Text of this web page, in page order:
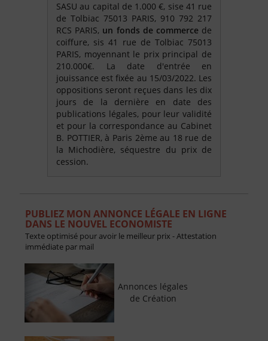
SASU au capital de 1.000 €, sise 41 rue
de Tolbiac 75013 PARIS, 910 792 217
RCS PARIS, un fonds de commerce de
coiffure, sis 41 rue de Tolbiac 75013
PARIS, moyennant le prix principal de
210.000€. La date d'entrée en
jouissance est fixée au 15/03/2022. Les
oppositions seront reçues dans les dix
jours de la dernière en date des
publications légales, pour leur validité
et pour la correspondance au Cabinet
B. POTTIER, à Paris 2ème au 18 rue de
la Michodière, séquestre du prix de
cession.
PUBLIEZ MON ANNONCE LÉGALE EN LIGNE
DANS LE NOUVEL ECONOMISTE
Texte optimisé pour avoir le meilleur prix - Attestation
immédiate par mail
Annonces légales
de Création